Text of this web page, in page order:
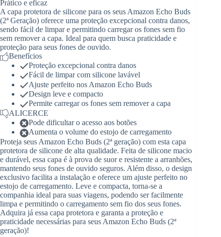
Prático e eficaz
A capa protetora de silicone para os seus Amazon Echo Buds
(2ª Geração) oferece uma proteção excepcional contra danos,
sendo fácil de limpar e permitindo carregar os fones sem fio
sem remover a capa. Ideal para quem busca praticidade e
proteção para seus fones de ouvido.
Benefícios
Proteção excepcional contra danos
Fácil de limpar com silicone lavável
Ajuste perfeito nos Amazon Echo Buds
Design leve e compacto
Permite carregar os fones sem remover a capa
ALICERCE
Pode dificultar o acesso aos botões
Aumenta o volume do estojo de carregamento
Proteja seus Amazon Echo Buds (2ª geração) com esta capa
protetora de silicone de alta qualidade. Feita de silicone macio
e durável, essa capa é à prova de suor e resistente a arranhões,
mantendo seus fones de ouvido seguros. Além disso, o design
exclusivo facilita a instalação e oferece um ajuste perfeito no
estojo de carregamento. Leve e compacta, torna-se a
companhia ideal para suas viagens, podendo ser facilmente
limpa e permitindo o carregamento sem fio dos seus fones.
Adquira já essa capa protetora e garanta a proteção e
praticidade necessárias para seus Amazon Echo Buds (2ª
geração)!